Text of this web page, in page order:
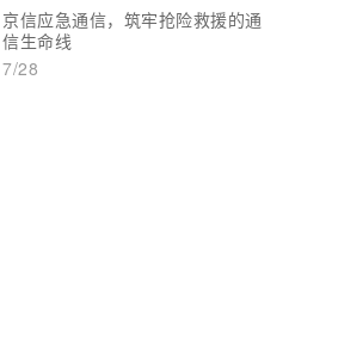
京信应急通信，筑牢抢险救援的通
信生命线
7/28